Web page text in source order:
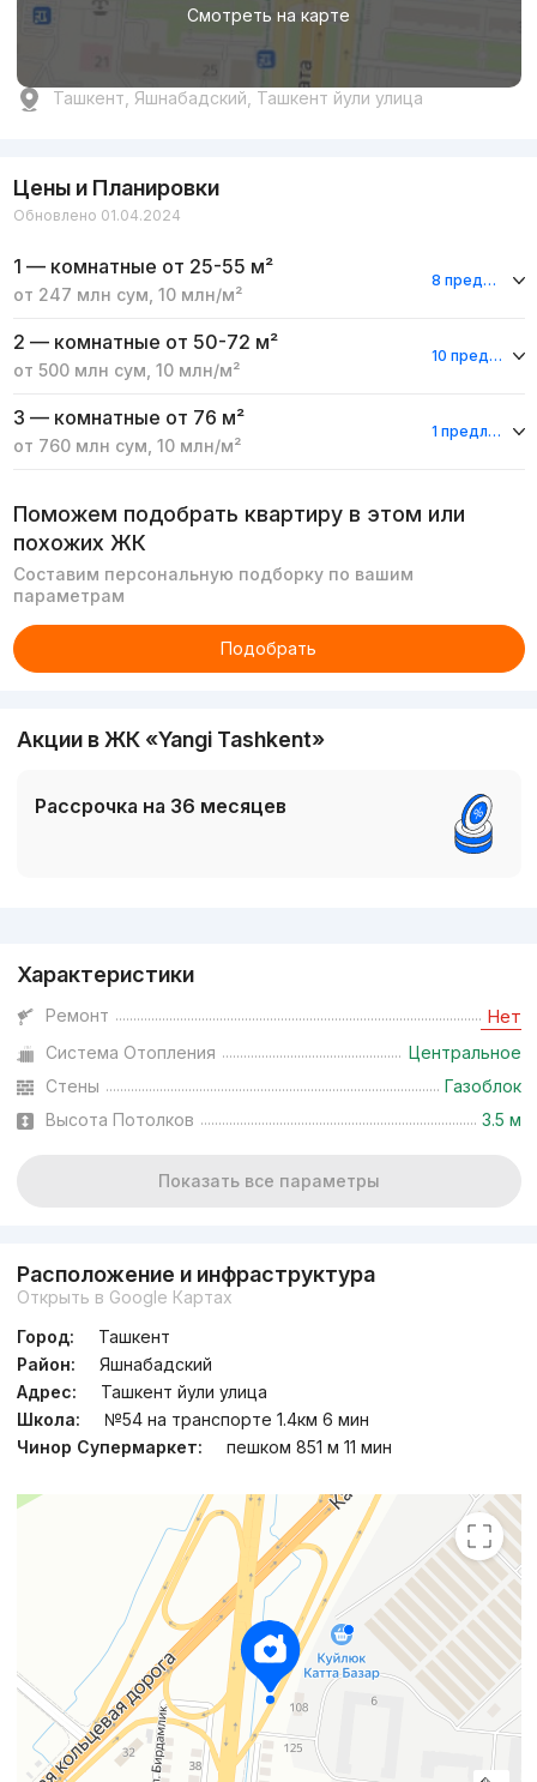
Смотреть на карте
Ташкент, Яшнабадский, Ташкент йули улица
Цены и Планировки
Обновлено 01.04.2024
1 — комнатные от 25-55 м²
от 247 млн сум 10 млн/м²
8 предложений
2 — комнатные от 50-72 м²
от 500 млн сум 10 млн/м²
10 предложений
3 — комнатные от 76 м²
от 760 млн сум 10 млн/м²
1 предложение
Поможем подобрать квартиру в этом или
похожих ЖК
Составим персональную подборку по вашим
параметрам
Подобрать
Акции в ЖК «Yangi Tashkent»
Рассрочка на 36 месяцев
Характеристики
Ремонт Нет
Система Отопления
Центральное
Стены
Газоблок
Высота Потолков
3.5 м
Показать все параметры
Расположение и инфраструктура
Открыть в Google Картах
Город:
Ташкент
Район:
Яшнабадский
Адрес:
Ташкент йули улица
Школа:
№54 на транспорте 1.4км 6 мин
Чинор Супермаркет:
пешком 851 м 11 мин